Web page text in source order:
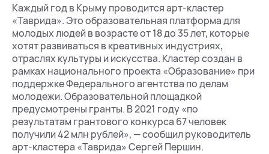
Каждый год в Крыму проводится арт-кластер
«Таврида». Это образовательная платформа для
молодых людей в возрасте от 18 до 35 лет, которые
хотят развиваться в креативных индустриях,
отраслях культуры и искусства. Кластер создан в
рамках национального проекта «Образование» при
поддержке Федерального агентства по делам
молодежи. Образовательной площадкой
предусмотрены гранты. В 2021 году «по
результатам грантового конкурса 67 человек
получили 42 млн рублей», — сообщил руководитель
арт-кластера «Таврида» Сергей Першин.